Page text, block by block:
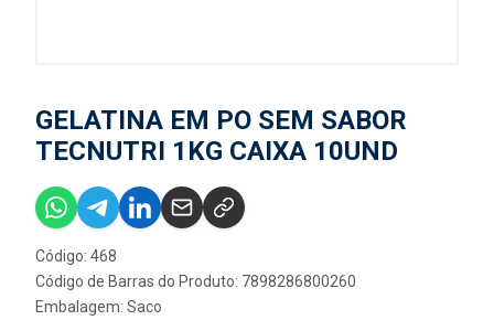
GELATINA EM PO SEM SABOR
TECNUTRI 1KG CAIXA 10UND
Código: 468
Código de Barras do Produto: 7898286800260
Embalagem: Saco